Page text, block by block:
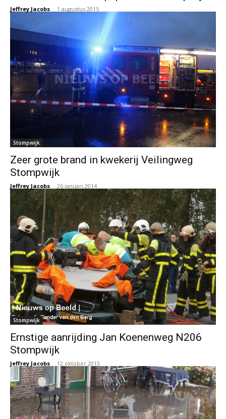
Jeffrey Jacobs - 1 augustus 2015
Stompwijk
Zeer grote brand in kwekerij Veilingweg
Stompwijk
Jeffrey Jacobs - 26 januari 2014
Stompwijk
Ernstige aanrijding Jan Koenenweg N206
Stompwijk
Jeffrey Jacobs - 12 oktober 2013